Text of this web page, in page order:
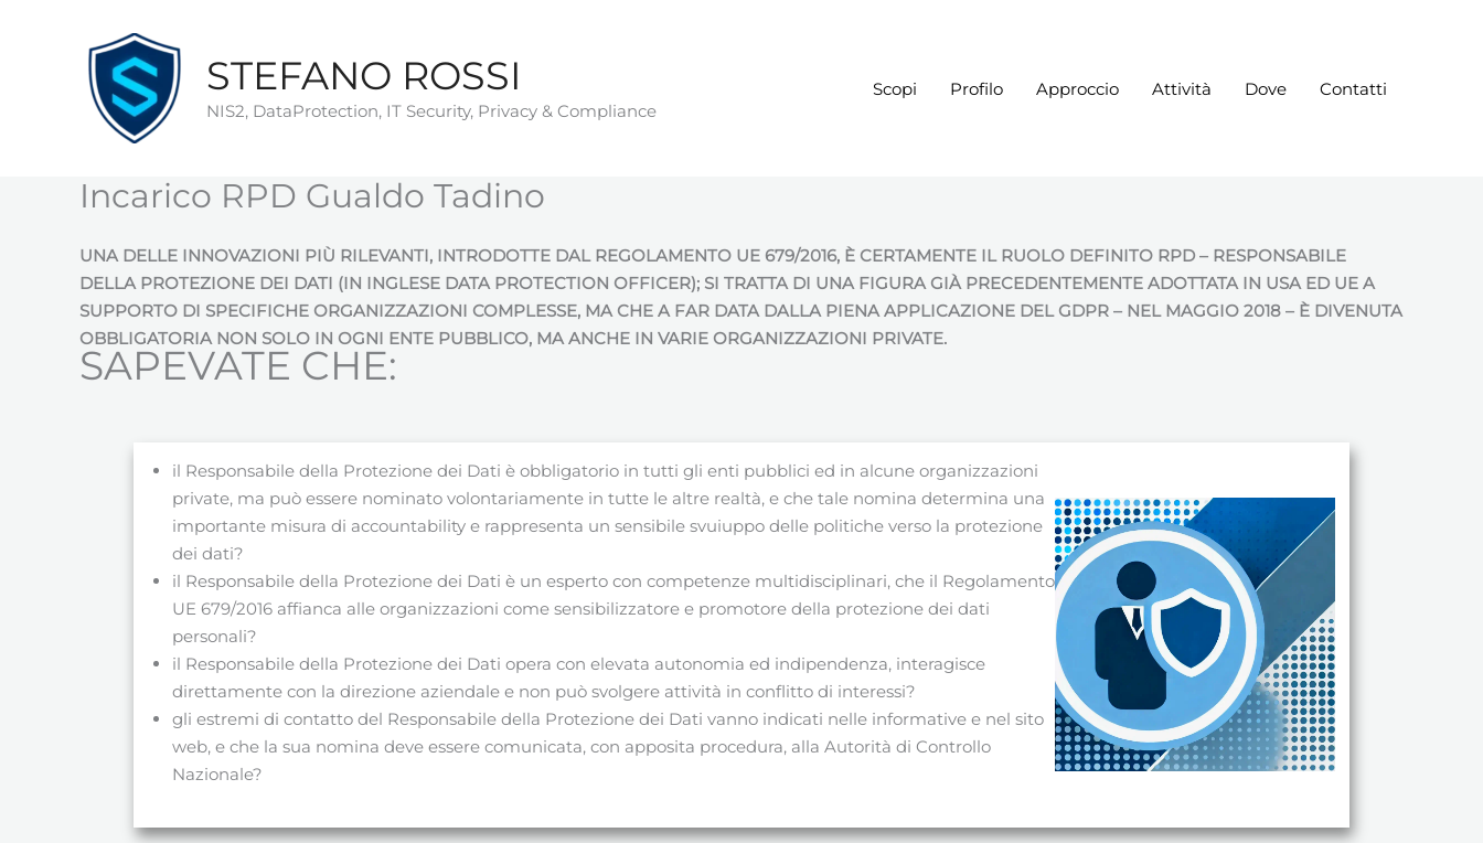
STEFANO ROSSI
NIS2, DataProtection, IT Security, Privacy & Compliance
Scopi Profilo Approccio Attività Dove Contatti
Incarico RPD Gualdo Tadino
UNA DELLE INNOVAZIONI PIÙ RILEVANTI, INTRODOTTE DAL REGOLAMENTO UE 679/2016, È CERTAMENTE IL RUOLO DEFINITO RPD – RESPONSABILE
DELLA PROTEZIONE DEI DATI (IN INGLESE DATA PROTECTION OFFICER); SI TRATTA DI UNA FIGURA GIÀ PRECEDENTEMENTE ADOTTATA IN USA ED UE A
SUPPORTO DI SPECIFICHE ORGANIZZAZIONI COMPLESSE, MA CHE A FAR DATA DALLA PIENA APPLICAZIONE DEL GDPR – NEL MAGGIO 2018 – È DIVENUTA
OBBLIGATORIA NON SOLO IN OGNI ENTE PUBBLICO, MA ANCHE IN VARIE ORGANIZZAZIONI PRIVATE.
SAPEVATE CHE:
il Responsabile della Protezione dei Dati è obbligatorio in tutti gli enti pubblici ed in alcune organizzazioni
private, ma può essere nominato volontariamente in tutte le altre realtà, e che tale nomina determina una
importante misura di accountability e rappresenta un sensibile svuiuppo delle politiche verso la protezione
dei dati?
il Responsabile della Protezione dei Dati è un esperto con competenze multidisciplinari, che il Regolamento
UE 679/2016 affianca alle organizzazioni come sensibilizzatore e promotore della protezione dei dati
personali?
il Responsabile della Protezione dei Dati opera con elevata autonomia ed indipendenza, interagisce
direttamente con la direzione aziendale e non può svolgere attività in conflitto di interessi?
gli estremi di contatto del Responsabile della Protezione dei Dati vanno indicati nelle informative e nel sito
web, e che la sua nomina deve essere comunicata, con apposita procedura, alla Autorità di Controllo
Nazionale?